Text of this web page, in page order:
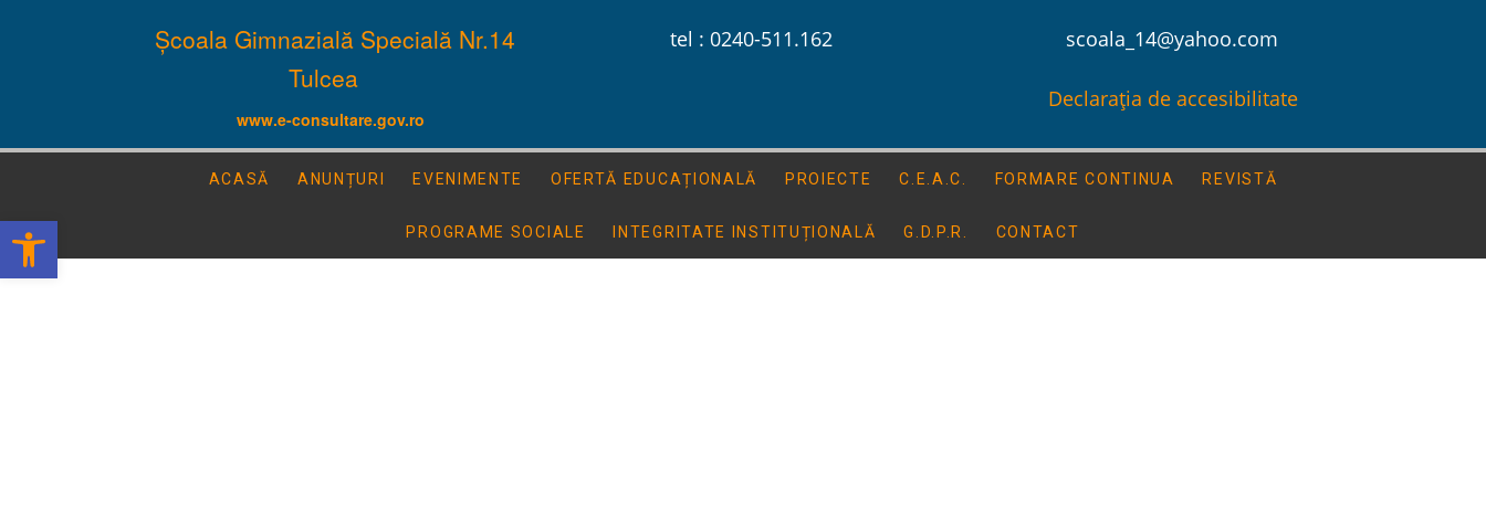
Școala Gimnazială Specială Nr.14
Tulcea
www.e-consultare.gov.ro
tel : 0240-511.162 scoala_14@yahoo.com
Declarația de accesibilitate
ACASĂ ANUNȚURI EVENIMENTE OFERTĂ EDUCAȚIONALĂ PROIECTE C.E.A.C. FORMARE CONTINUA REVISTĂ
PROGRAME SOCIALE INTEGRITATE INSTITUȚIONALĂ G.D.P.R. CONTACT
Deschide bara de unelte